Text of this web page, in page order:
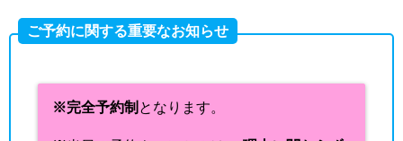
ご予約に関する重要なお知らせ
※完全予約制 となります。